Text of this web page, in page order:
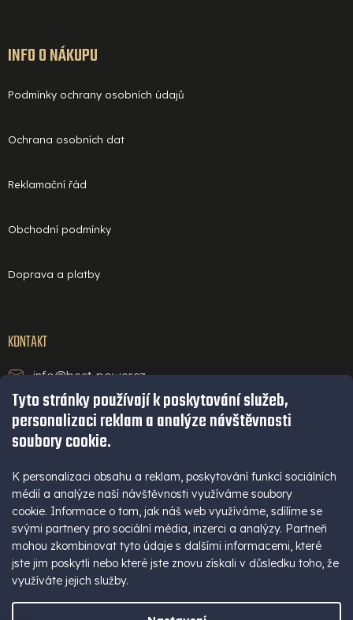
Tyto stránky používají k poskytování služeb,
personalizaci reklam a analýze návštěvnosti
soubory cookie.
K personalizaci obsahu a reklam, poskytování funkcí sociálních
médií a analýze naší návštěvnosti využíváme soubory
cookie. Informace o tom, jak náš web využíváme, sdílíme se
svými partnery pro sociální média, inzerci a analýzy. Partneři
mohou zkombinovat tyto údaje s dalšími informacemi, které
jste jim poskytli nebo které jste znovu získali v důsledku toho, že
využíváte jejich služby.
INFO O NÁKUPU
Podmínky ochrany osobních údajů
Ochrana osobních dat
Reklamační řád
Obchodní podmínky
Doprava a platby
KONTAKT
info@best-power.cz
technická podpora a servis
+420 771 234 568
+420 777 109 009
(Po - Pá 9-16 hod)
+420 777 109 009